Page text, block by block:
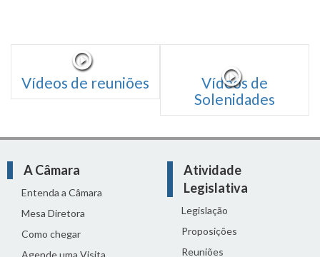
Vídeos de reuniões
Vídeos de
Solenidades
A Câmara
Entenda a Câmara
Mesa Diretora
Como chegar
Agende uma Visita
Atividade
Legislativa
Legislação
Proposições
Reuniões